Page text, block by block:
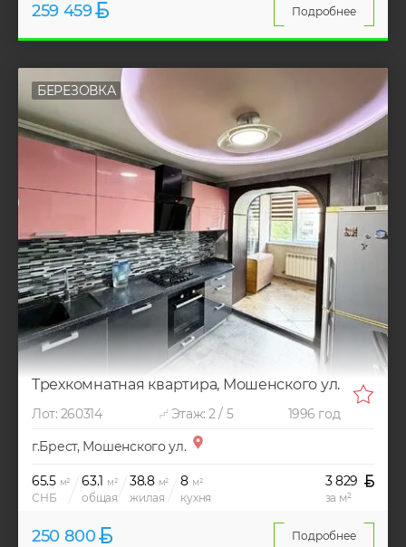
259 459 Подробнее
БЕРЕЗОВКА
Трехкомнатная квартира, Мошенского ул.
Лот: 260314 Этаж: 2 / 5
1996 год
г.Брест, Мошенского ул.
65.5 м²
СНБ
63.1 м²
общая
38.8 м²
жилая
8 м²
кухня
3 829
за м²
250 800 Подробнее